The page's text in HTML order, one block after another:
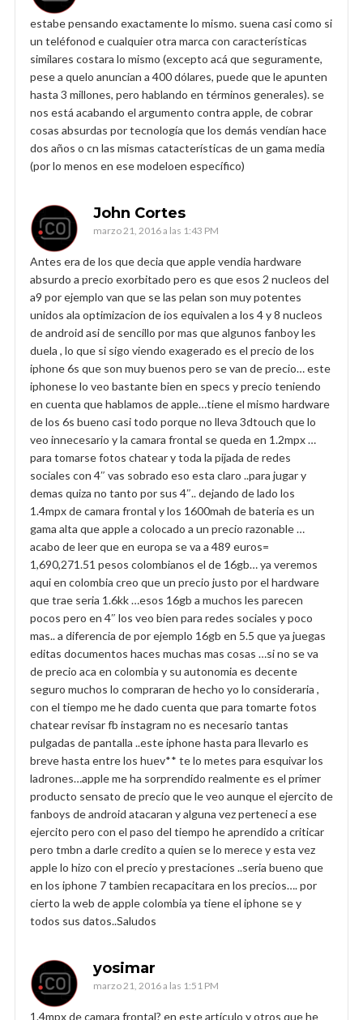
estabe pensando exactamente lo mismo. suena casi como si
un teléfonod e cualquier otra marca con características
similares costara lo mismo (excepto acá que seguramente,
pese a quelo anuncian a 400 dólares, puede que le apunten
hasta 3 millones, pero hablando en términos generales). se
nos está acabando el argumento contra apple, de cobrar
cosas absurdas por tecnología que los demás vendían hace
dos años o cn las mismas catacterísticas de un gama media
(por lo menos en ese modeloen específico)
John Cortes
marzo 21, 2016 a las 1:43 PM
Antes era de los que decia que apple vendia hardware
absurdo a precio exorbitado pero es que esos 2 nucleos del
a9 por ejemplo van que se las pelan son muy potentes
unidos ala optimizacion de ios equivalen a los 4 y 8 nucleos
de android asi de sencillo por mas que algunos fanboy les
duela , lo que si sigo viendo exagerado es el precio de los
iphone 6s que son muy buenos pero se van de precio… este
iphonese lo veo bastante bien en specs y precio teniendo
en cuenta que hablamos de apple…tiene el mismo hardware
de los 6s bueno casi todo porque no lleva 3dtouch que lo
veo innecesario y la camara frontal se queda en 1.2mpx …
para tomarse fotos chatear y toda la pijada de redes
sociales con 4″ vas sobrado eso esta claro ..para jugar y
demas quiza no tanto por sus 4″.. dejando de lado los
1.4mpx de camara frontal y los 1600mah de bateria es un
gama alta que apple a colocado a un precio razonable …
acabo de leer que en europa se va a 489 euros=
1,690,271.51 pesos colombianos el de 16gb… ya veremos
aqui en colombia creo que un precio justo por el hardware
que trae seria 1.6kk …esos 16gb a muchos les parecen
pocos pero en 4″ los veo bien para redes sociales y poco
mas.. a diferencia de por ejemplo 16gb en 5.5 que ya juegas
editas documentos haces muchas mas cosas …si no se va
de precio aca en colombia y su autonomia es decente
seguro muchos lo compraran de hecho yo lo consideraria ,
con el tiempo me he dado cuenta que para tomarte fotos
chatear revisar fb instagram no es necesario tantas
pulgadas de pantalla ..este iphone hasta para llevarlo es
breve hasta entre los huev** te lo metes para esquivar los
ladrones…apple me ha sorprendido realmente es el primer
producto sensato de precio que le veo aunque el ejercito de
fanboys de android atacaran y alguna vez perteneci a ese
ejercito pero con el paso del tiempo he aprendido a criticar
pero tmbn a darle credito a quien se lo merece y esta vez
apple lo hizo con el precio y prestaciones ..seria bueno que
en los iphone 7 tambien recapacitara en los precios…. por
cierto la web de apple colombia ya tiene el iphone se y
todos sus datos..Saludos
yosimar
marzo 21, 2016 a las 1:51 PM
1.4mpx de camara frontal? en este artículo y otros que he